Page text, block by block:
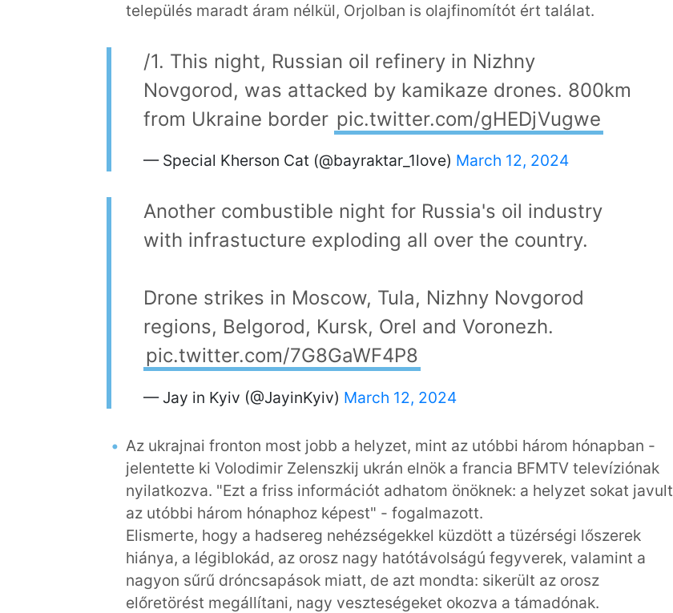
település maradt áram nélkül, Orjolban is olajfinomítót ért találat.
/1. This night, Russian oil refinery in Nizhny
Novgorod, was attacked by kamikaze drones. 800km
from Ukraine border pic.twitter.com/gHEDjVugwe
— Special Kherson Cat (@bayraktar_1love) March 12, 2024
Another combustible night for Russia's oil industry
with infrastucture exploding all over the country.
Drone strikes in Moscow, Tula, Nizhny Novgorod
regions, Belgorod, Kursk, Orel and Voronezh.
pic.twitter.com/7G8GaWF4P8
— Jay in Kyiv (@JayinKyiv) March 12, 2024
Az ukrajnai fronton most jobb a helyzet, mint az utóbbi három hónapban -
jelentette ki Volodimir Zelenszkij ukrán elnök a francia BFMTV televíziónak
nyilatkozva. "Ezt a friss információt adhatom önöknek: a helyzet sokat javult
az utóbbi három hónaphoz képest" - fogalmazott.
Elismerte, hogy a hadsereg nehézségekkel küzdött a tüzérségi lőszerek
hiánya, a légiblokád, az orosz nagy hatótávolságú fegyverek, valamint a
nagyon sűrű dróncsapások miatt, de azt mondta: sikerült az orosz
előretörést megállítani, nagy veszteségeket okozva a támadónak.